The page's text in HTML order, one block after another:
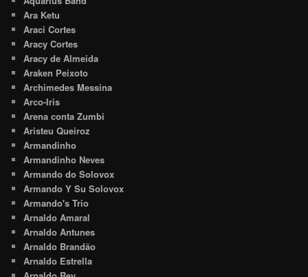
Ara Ketu
Araci Cortes
Aracy Cortes
Aracy de Almeida
Araken Peixoto
Archimedes Messina
Arco-Iris
Arena conta Zumbi
Aristeu Queiroz
Armandinho
Armandinho Neves
Armando do Solovox
Armando Y Su Solovox
Armando's Trio
Arnaldo Amaral
Arnaldo Antunes
Arnaldo Brandão
Arnaldo Estrella